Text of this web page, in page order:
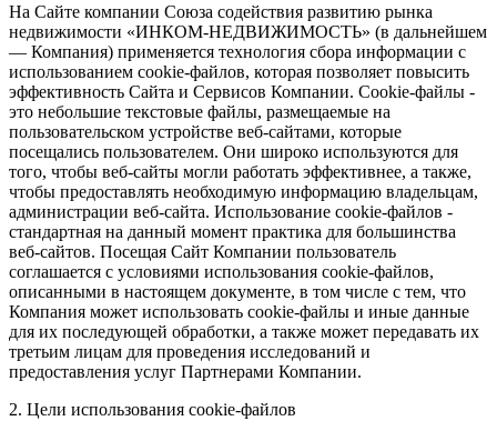
На Сайте компании Союза содействия развитию рынка
недвижимости «ИНКОМ-НЕДВИЖИМОСТЬ» (в дальнейшем
— Компания) применяется технология сбора информации с
использованием cookie-файлов, которая позволяет повысить
эффективность Сайта и Сервисов Компании. Сookie-файлы -
это небольшие текстовые файлы, размещаемые на
пользовательском устройстве веб-сайтами, которые
посещались пользователем. Они широко используются для
того, чтобы веб-сайты могли работать эффективнее, а также,
чтобы предоставлять необходимую информацию владельцам,
администрации веб-сайта. Использование cookie-файлов -
стандартная на данный момент практика для большинства
веб-сайтов. Посещая Сайт Компании пользователь
соглашается с условиями использования cookie-файлов,
описанными в настоящем документе, в том числе с тем, что
Компания может использовать cookie-файлы и иные данные
для их последующей обработки, а также может передавать их
третьим лицам для проведения исследований и
предоставления услуг Партнерами Компании.
2. Цели использования cookie-файлов